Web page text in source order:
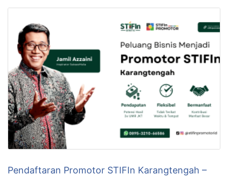
Pendaftaran Promotor STIFIn Karangtengah –